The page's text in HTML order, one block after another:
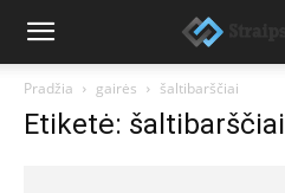
Pradžia gairės šaltibarščiai
Etiketė: šaltibarščiai